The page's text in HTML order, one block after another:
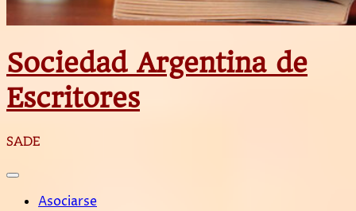
Sociedad Argentina de
Escritores
SADE
Asociarse